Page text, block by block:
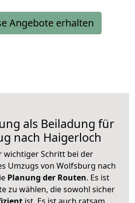
Angebote erhalten
als Beiladung für
nach Haigerloch
wichtiger Schritt bei der
Umzugs von Wolfsburg nach
Planung der Routen. Es ist
zu wählen, die sowohl sicher